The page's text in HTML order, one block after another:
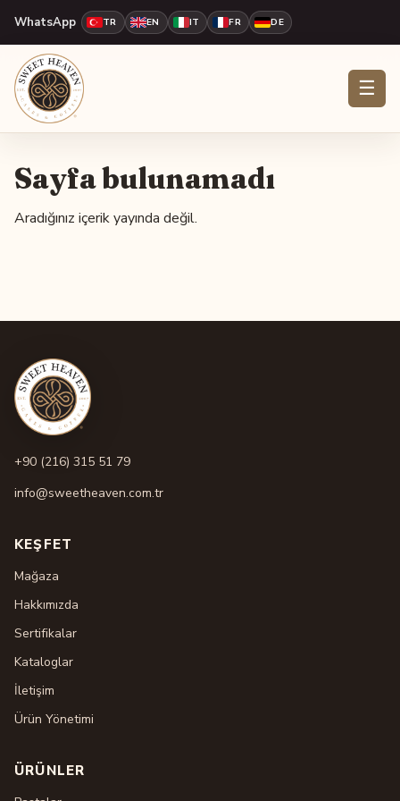
WhatsApp TR EN IT FR DE
☰
Sayfa bulunamadı
Aradığınız içerik yayında değil.
+90 (216) 315 51 79
info@sweetheaven.com.tr
KEŞFET
Mağaza
Hakkımızda
Sertifikalar
Kataloglar
İletişim
Ürün Yönetimi
ÜRÜNLER